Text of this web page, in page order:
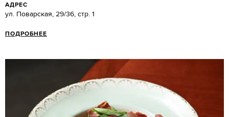
АДРЕС
ул. Поварская, 29/36, стр. 1
ПОДРОБНЕЕ